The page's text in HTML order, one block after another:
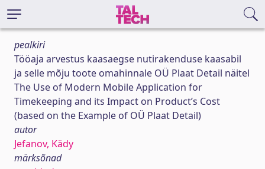
pealkiri
Tööaja arvestus kaasaegse nutirakenduse kaasabil
ja selle mõju toote omahinnale OÜ Plaat Detail näitel
The Use of Modern Mobile Application for
Timekeeping and its Impact on Product’s Cost
(based on the Example of OÜ Plaat Detail)
autor
Jefanov, Kädy
märksõnad